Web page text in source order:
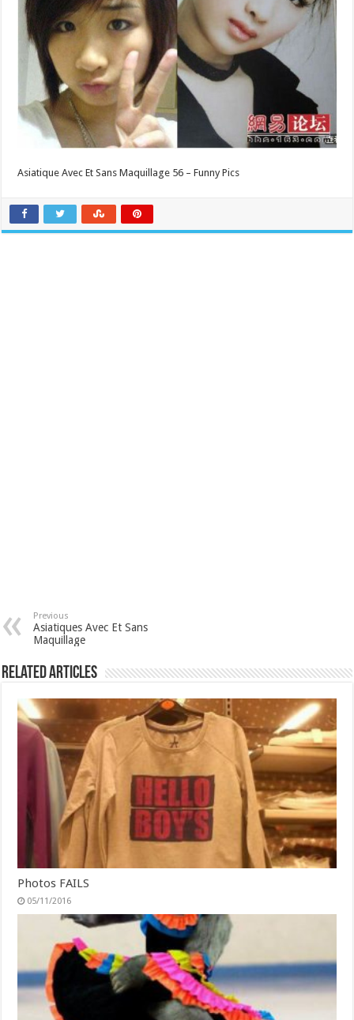
Asiatique Avec Et Sans Maquillage 56 – Funny Pics
Previous
Asiatiques Avec Et Sans
Maquillage
Related Articles
Photos FAILS
05/11/2016